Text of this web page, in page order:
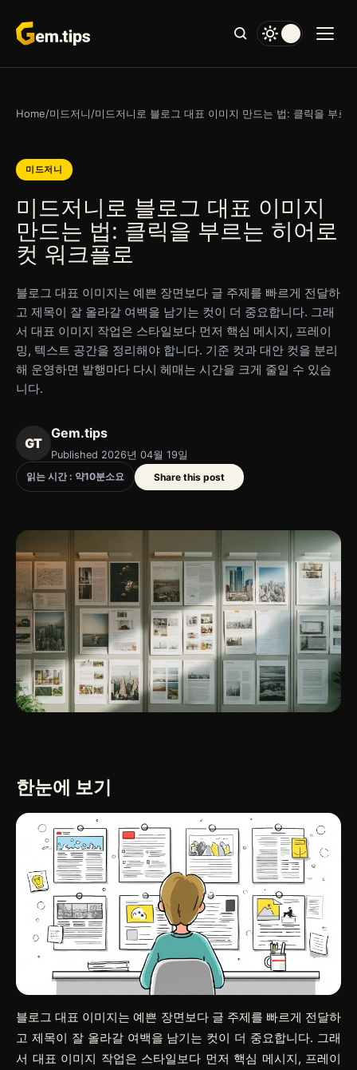
문
로
뛰
Home/미드저니/미드저니로 블로그 대표 이미지 만드는 법: 클릭을 부르
미드저니
미드저니로 블로그 대표 이미지
만드는 법: 클릭을 부르는 히어로
컷 워크플로
블로그 대표 이미지는 예쁜 장면보다 글 주제를 빠르게 전달하
고 제목이 잘 올라갈 여백을 남기는 컷이 더 중요합니다. 그래
서 대표 이미지 작업은 스타일보다 먼저 핵심 메시지, 프레이
밍, 텍스트 공간을 정리해야 합니다. 기준 컷과 대안 컷을 분리
해 운영하면 발행마다 다시 헤매는 시간을 크게 줄일 수 있습
니다.
GT
Gem.tips
Published 2026년 04월 19일
읽는 시간 : 약10분소요 Share this post
한눈에 보기
블로그 대표 이미지는 예쁜 장면보다 글 주제를 빠르게 전달하
고 제목이 잘 올라갈 여백을 남기는 컷이 더 중요합니다. 그래
서 대표 이미지 작업은 스타일보다 먼저 핵심 메시지, 프레이